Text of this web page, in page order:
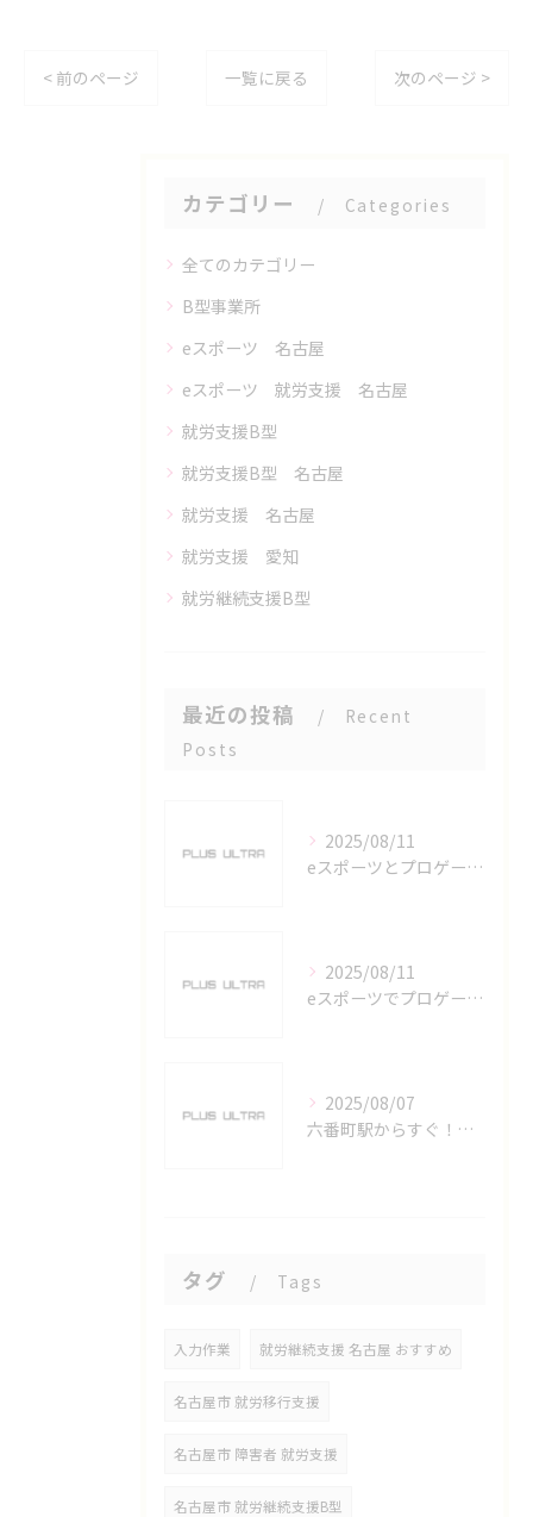
< 前のページ 一覧に戻る 次のページ >
カテゴリー Categories
全てのカテゴリー
B型事業所
eスポーツ 名古屋
eスポーツ 就労支援 名古屋
就労支援B型
就労支援B型 名古屋
就労支援 名古屋
就労支援 愛知
就労継続支援B型
最近の投稿
Recent
Posts
2025/08/11
eスポーツとプロゲーマーを六番町駅で目指すための実践ガイド
2025/08/11
eスポーツでプロゲーマーを目指す愛知県名古屋市の最新キャリアガイド
2025/08/07
六番町駅からすぐ！名古屋のeスポーツ施設で快適なプレイ環境を確保
タグ Tags
入力作業 就労継続支援 名古屋 おすすめ
名古屋市 就労移行支援
名古屋市 障害者 就労支援
名古屋市 就労継続支援B型